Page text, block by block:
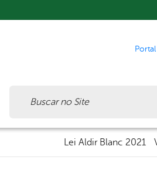
Lei Aldir Blanc 2021